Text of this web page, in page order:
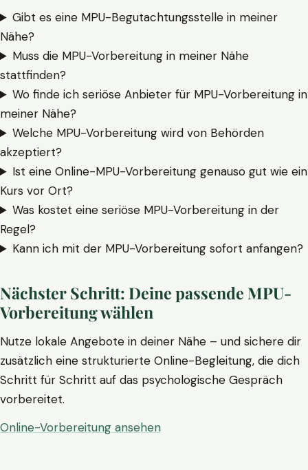
Gibt es eine MPU-Begutachtungsstelle in meiner
Nähe?
Muss die MPU-Vorbereitung in meiner Nähe
stattfinden?
Wo finde ich seriöse Anbieter für MPU-Vorbereitung in
meiner Nähe?
Welche MPU-Vorbereitung wird von Behörden
akzeptiert?
Ist eine Online-MPU-Vorbereitung genauso gut wie ein
Kurs vor Ort?
Was kostet eine seriöse MPU-Vorbereitung in der
Regel?
Kann ich mit der MPU-Vorbereitung sofort anfangen?
Nächster Schritt: Deine passende MPU-
Vorbereitung wählen
Nutze lokale Angebote in deiner Nähe – und sichere dir
zusätzlich eine strukturierte Online-Begleitung, die dich
Schritt für Schritt auf das psychologische Gespräch
vorbereitet.
Online-Vorbereitung ansehen